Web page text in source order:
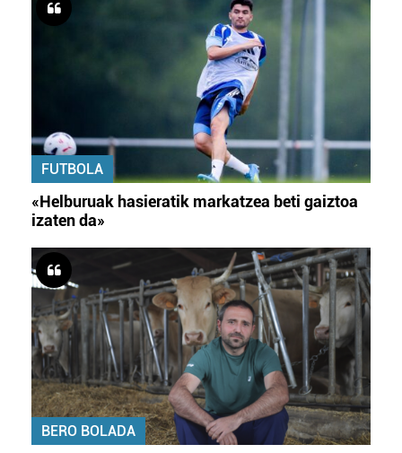
FUTBOLA
«Helburuak hasieratik markatzea beti gaiztoa
izaten da»
BERO BOLADA